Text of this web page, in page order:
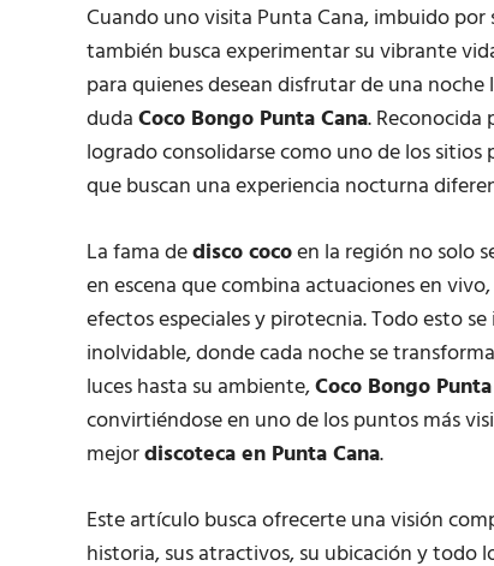
Cuando uno visita Punta Cana, imbuido por
también busca experimentar su vibrante
para quienes desean disfrutar de una
dudaCoco Bongo Punta Cana. Reconocida
logrado consolidarse como uno de los
que buscan una experiencia nocturna
La fama dedisco cocoen la región no solo
en escena que combina actuaciones en
efectos especiales y pirotecnia. Todo esto
inolvidable, donde cada noche se
luces hasta su ambiente,Coco Bongo
convirtiéndose en uno de los puntos más
mejordiscoteca en Punta Cana.
Este artículo busca ofrecerte una visión
historia, sus atractivos, su ubicación y todo